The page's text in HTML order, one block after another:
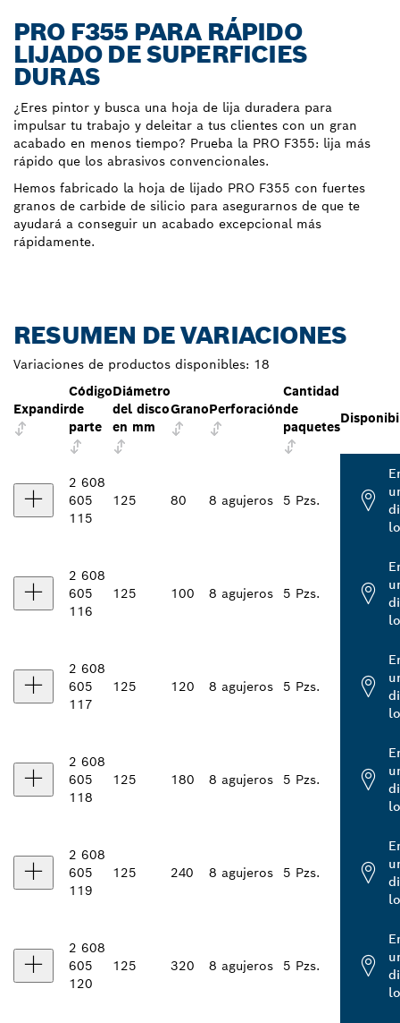
PRO F355 PARA RÁPIDO
LIJADO DE SUPERFICIES
DURAS
¿Eres pintor y busca una hoja de lija duradera para
impulsar tu trabajo y deleitar a tus clientes con un gran
acabado en menos tiempo? Prueba la PRO F355: lija más
rápido que los abrasivos convencionales.
Hemos fabricado la hoja de lijado PRO F355 con fuertes
granos de carbide de silicio para asegurarnos de que te
ayudará a conseguir un acabado excepcional más
rápidamente.
RESUMEN DE VARIACIONES
Variaciones de productos disponibles: 18
Expandir
Código
de
parte
Diámetro
del disco
en mm
GranoPerforación
Cantidad
de
paquetes
2 608
605
115
125 80 8 agujeros 5 Pzs.
2 608
605
116
125 100 8 agujeros 5 Pzs.
2 608
605
117
125 120 8 agujeros 5 Pzs.
2 608
605
118
125 180 8 agujeros 5 Pzs.
2 608
605
119
125 240 8 agujeros 5 Pzs.
2 608
605
120
125 320 8 agujeros 5 Pzs.